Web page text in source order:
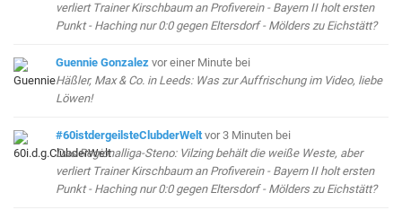
verliert Trainer Kirschbaum an Profiverein - Bayern II holt ersten
Punkt - Haching nur 0:0 gegen Eltersdorf - Mölders zu Eichstätt?
Guennie Gonzalez vor einer Minute bei
Häßler, Max & Co. in Leeds: Was zur Auffrischung im Video, liebe
Löwen!
#60istdergeilsteClubderWelt vor 3 Minuten bei
Das Regionalliga-Steno: Vilzing behält die weiße Weste, aber
verliert Trainer Kirschbaum an Profiverein - Bayern II holt ersten
Punkt - Haching nur 0:0 gegen Eltersdorf - Mölders zu Eichstätt?